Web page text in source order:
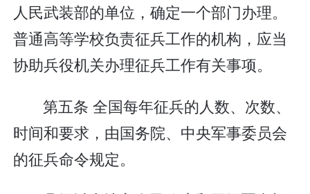
人民武装部的单位，确定一个部门办理。
普通高等学校负责征兵工作的机构，应当
协助兵役机关办理征兵工作有关事项。
第五条 全国每年征兵的人数、次数、
时间和要求，由国务院、中央军事委员会
的征兵命令规定。